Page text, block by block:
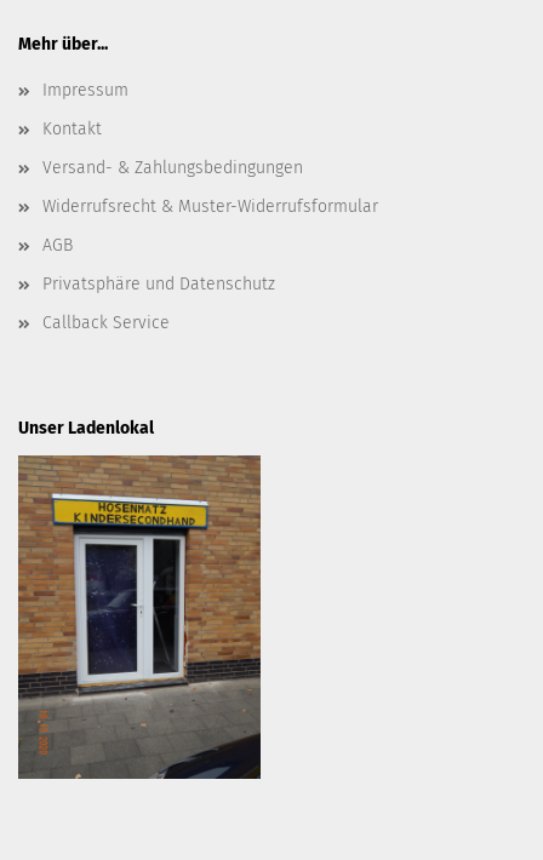
Mehr über...
Impressum
Kontakt
Versand- & Zahlungsbedingungen
Widerrufsrecht & Muster-Widerrufsformular
AGB
Privatsphäre und Datenschutz
Callback Service
Unser Ladenlokal